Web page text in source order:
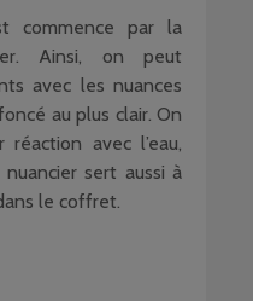
commence par la
Ainsi, on peut
avec les nuances
au plus clair. On
avec l’eau,
sert aussi à
le coffret.